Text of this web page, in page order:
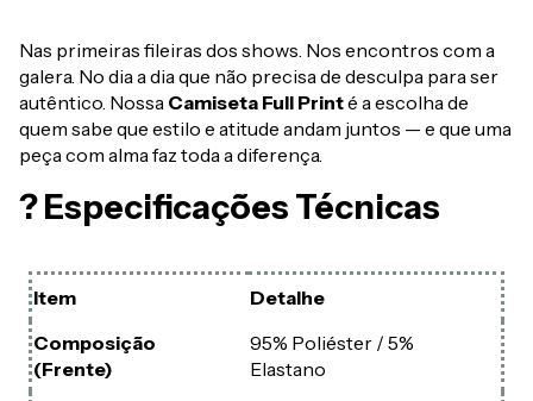
Nas primeiras fileiras dos shows. Nos encontros com a
galera. No dia a dia que não precisa de desculpa para ser
autêntico. Nossa Camiseta Full Printé a escolha de
quem sabe que estilo e atitude andam juntos — e que uma
peça com alma faz toda a diferença.
? Especificações Técnicas
Item
Detalhe
Composição
(Frente)
95% Poliéster / 5%
Elastano